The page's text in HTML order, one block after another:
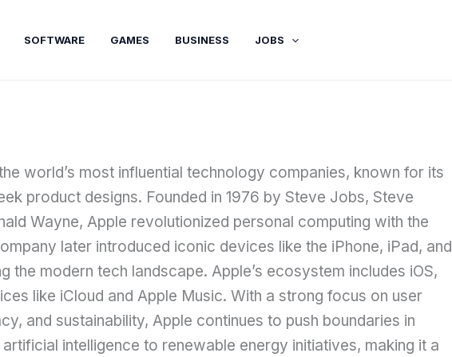
SOFTWARE GAMES BUSINESS JOBS
world’s most influential technology companies, known for its
product designs. Founded in 1976 by Steve Jobs, Steve
Wayne, Apple revolutionized personal computing with the
later introduced iconic devices like the iPhone, iPad, and
the modern tech landscape. Apple’s ecosystem includes iOS,
like iCloud and Apple Music. With a strong focus on user
and sustainability, Apple continues to push boundaries in
intelligence to renewable energy initiatives, making it a